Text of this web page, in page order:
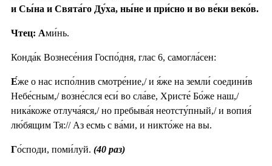
и Сы́на и Свята́го Ду́ха, ны́не и при́сно и во ве́ки веко́в.
Чтец: Ами́нь.
Конда́к Вознесе́ния Госпо́дня, глас 6, самогла́сен:
Е́же о нас испо́лнив смотре́ние,/ и я́же на земли́ соедини́в
Небе́сным,/ возне́слся еси́ во сла́ве, Христе́ Бо́же наш,/
ника́коже отлуча́яся,/ но пребыва́я неотсту́пный,/ и вопия́
лю́бящим Тя:// Аз есмь с ва́ми, и никто́же на вы.
Го́споди, поми́луй. (40 раз)